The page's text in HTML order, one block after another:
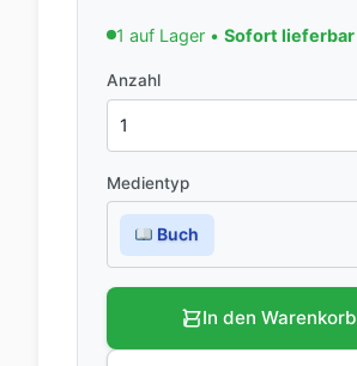
1 auf Lager • Sofort lieferbar
Anzahl
Medientyp
Buch
In den Warenkorb